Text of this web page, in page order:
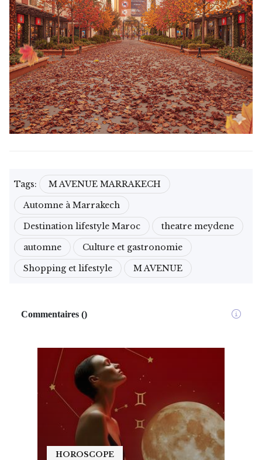
Tags:
M AVENUE MARRAKECH
Automne à Marrakech
Destination lifestyle Maroc
theatre meydene
automne
Culture et gastronomie
Shopping et lifestyle
M AVENUE
Commentaires ()
HOROSCOPE